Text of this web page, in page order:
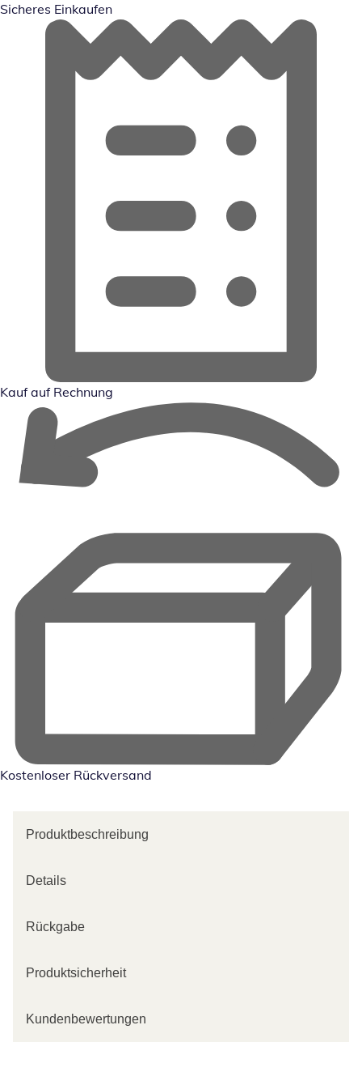
Sicheres Einkaufen
Kauf auf Rechnung
Kostenloser Rückversand
Produktbeschreibung
Details
Rückgabe
Produktsicherheit
Kundenbewertungen